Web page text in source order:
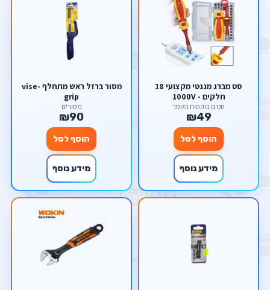
סט מברג מגנטי מקצועי 18
חלקים - 1000V
סטים בוקסות ומוסך
₪49
הוסף לסל
מידע נוסף
מסור ברזל ראש מתחלף vise-
grip
מסורים
₪90
הוסף לסל
מידע נוסף